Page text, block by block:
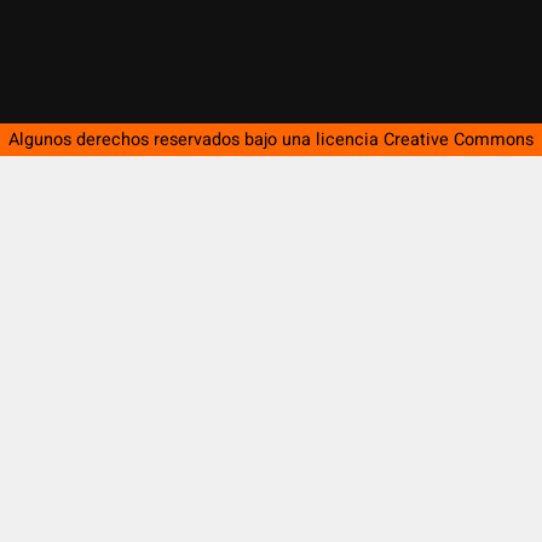
Algunos derechos reservados bajo una licencia Creative Commons